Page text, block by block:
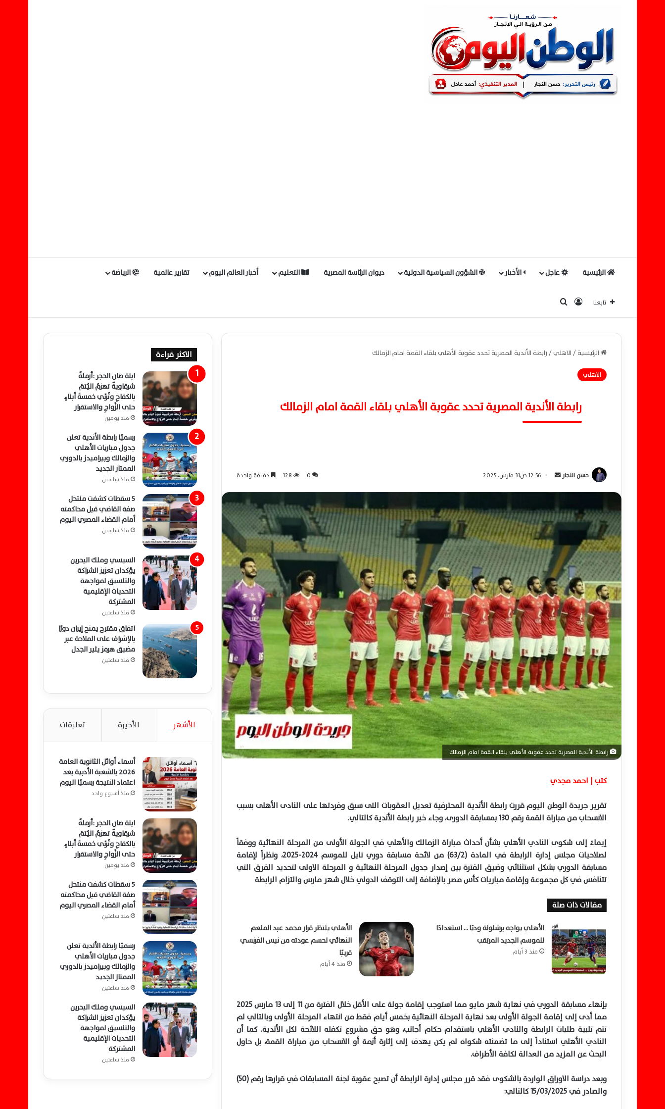
الرئيسية عاجل الأخبار الشؤون السياسية الدولية ديوان الرئاسة المصرية التعليم أخبار العالم اليوم تقارير عالمية الرياضة
تابعنا تسجيل الدخول
الرئيسية/الاهلي/رابطة الأندية المصرية تحدد عقوبة الأهلي بلقاء القمة امام الزمالك
الاهلي
رابطة الأندية المصرية تحدد عقوبة الأهلي بلقاء القمة امام الزمالك
حسن النجار
ل
ب
ر
ي
د
ا
إ
ل
ك
ت
ر
و
ن
ي
ا
12:56 ص31 مارس، 2025 0
128 دقيقة واحدة
رابطة الأندية المصرية تحدد عقوبة الأهلي بلقاء القمة امام الزمالك
كتب | احمد مجدي
تقرير جريدة الوطن اليوم قررت رابطة الأندية المحترفية تعديل العقوبات التى سبق وفردتها على النادى الأهلى بسبب
الانسحاب من مباراة القمة رقم 130 بمسابقة الدورى، وجاء خبر رابطة الأندية كالتالي.
إيماءً إلى شكوى النادي الأهلي بشأن أحداث مباراة الزمالك والأهلي في الجولة الأولى من المرحلة النهائية ووفقاً
لصلاحيات مجلس إدارة الرابطة في المادة (63/2) من لائحة مسابقة دوري نايل للموسم 2024-2025، ونظراً لإقامة
مسابقة الدوري بشكل استثنائي وضيق الفترة بين إصدار جدول المرحلة النهائية و المرحلة الاولى لتحديد الفرق التي
تتنافس في كل مجموعة وإقامة مباريات كأس مصر بالإضافة إلى التوقف الدولي خلال شهر مارس والتزام الرابطة
مقالات ذات صلة
الأهلي يواجه برشلونة وديًا … استعدادًا
للموسم الجديد المرتقب
منذ 3 أيام
الأهلي ينتظر قرار محمد عبد المنعم
النهائي لحسم عودته من نيس الفرنسي
قريبًا
منذ 4 أيام
بإنهاء مسابقة الدوري في نهاية شهر مايو مما استوجب إقامة جولة على الأقل خلال الفترة من 11 إلى 13 مارس 2025
مما أدى إلى إقامة الجولة الأولى بعد نهاية المرحلة النهائية بخمس أيام فقط من انتهاء المرحلة الأولى وبالتالي لم
تتم تلبية طلبات الرابطة والنادي الأهلي باستقدام حكام أجانب، وهو حق مشروع تكفله اللائحة لكل الأندية. كما أن
النادي الأهلي استناداً إلى ما تضمنته شكواه لم يكن يهدف إلى إثارة أزمة أو الانسحاب من مباراة القمة، بل حاول
البحث عن المزيد من العدالة لكافة الأطراف.
وبعد دراسة الاوراق الواردة بالشكوى فقد قرر مجلس إدارة الرابطة أن تصبح عقوبة لجنة المسابقات في قرارها رقم (50)
والصادر في 15/03/2025 كالتالي:
الاكثر قراءة
ابنة صان الحجر :أرملةٌ
شرقاويةٌ تهزمُ اليُتمَ
بالكفاحِ وتُربِّي خمسةَ أبناءٍ
حتى الزَّواجِ والاستقرار
منذ يومين
رسميًا رابطة الأندية تعلن
جدول مباريات الأهلي
والزمالك وبيراميدز بالدوري
الممتاز الجديد
منذ ساعتين
5 سقطات كشفت منتحل
صفة القاضي قبل محاكمته
أمام القضاء المصري اليوم
منذ ساعتين
السيسي وملك البحرين
يؤكدان تعزيز الشراكة
والتنسيق لمواجهة
التحديات الإقليمية
المشتركة
منذ ساعتين
اتفاق مقترح يمنح إيران دورًا
بالإشراف على الملاحة عبر
مضيق هرمز يثير الجدل
منذ ساعتين
الأشهر الأخيرة تعليقات
أسماء أوائل الثانوية العامة
2026 بالشعبة الأدبية بعد
اعتماد النتيجة رسميًا اليوم
منذ أسبوع واحد
ابنة صان الحجر :أرملةٌ
شرقاويةٌ تهزمُ اليُتمَ
بالكفاحِ وتُربِّي خمسةَ أبناءٍ
حتى الزَّواجِ والاستقرار
منذ يومين
5 سقطات كشفت منتحل
صفة القاضي قبل محاكمته
أمام القضاء المصري اليوم
منذ ساعتين
رسميًا رابطة الأندية تعلن
جدول مباريات الأهلي
والزمالك وبيراميدز بالدوري
الممتاز الجديد
منذ ساعتين
السيسي وملك البحرين
يؤكدان تعزيز الشراكة
والتنسيق لمواجهة
التحديات الإقليمية
المشتركة
منذ ساعتين